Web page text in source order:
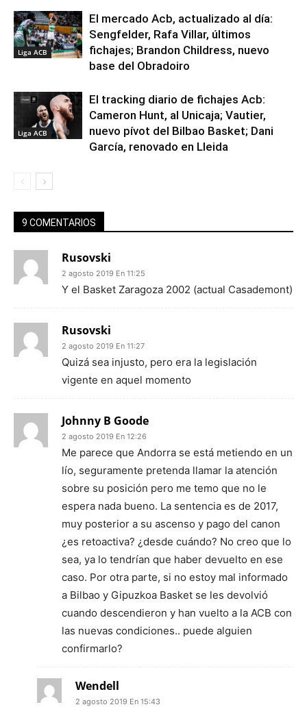
Liga ACB
El mercado Acb, actualizado al día:
Sengfelder, Rafa Villar, últimos
fichajes; Brandon Childress, nuevo
base del Obradoiro
Liga ACB
El tracking diario de fichajes Acb:
Cameron Hunt, al Unicaja; Vautier,
nuevo pívot del Bilbao Basket; Dani
García, renovado en Lleida
9 COMENTARIOS
Rusovski
2 agosto 2019 En 11:25
Y el Basket Zaragoza 2002 (actual Casademont)
Rusovski
2 agosto 2019 En 11:27
Quizá sea injusto, pero era la legislación
vigente en aquel momento
Johnny B Goode
2 agosto 2019 En 12:26
Me parece que Andorra se está metiendo en un
lío, seguramente pretenda llamar la atención
sobre su posición pero me temo que no le
espera nada bueno. La sentencia es de 2017,
muy posterior a su ascenso y pago del canon
¿es retoactiva? ¿desde cuándo? No creo que lo
sea, ya lo tendrían que haber devuelto en ese
caso. Por otra parte, si no estoy mal informado
a Bilbao y Gipuzkoa Basket se les devolvió
cuando descendieron y han vuelto a la ACB con
las nuevas condiciones.. puede alguien
confirmarlo?
Wendell
2 agosto 2019 En 15:43